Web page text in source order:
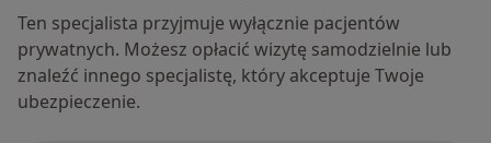
Ten specjalista przyjmuje wyłącznie pacjentów
prywatnych. Możesz opłacić wizytę samodzielnie lub
znaleźć innego specjalistę, który akceptuje Twoje
ubezpieczenie.